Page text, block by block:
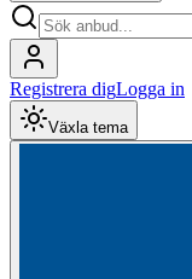
Registrera digLogga in
Växla tema